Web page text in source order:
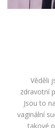
Věděli
zdravotní
Jsou to
vaginální
takové